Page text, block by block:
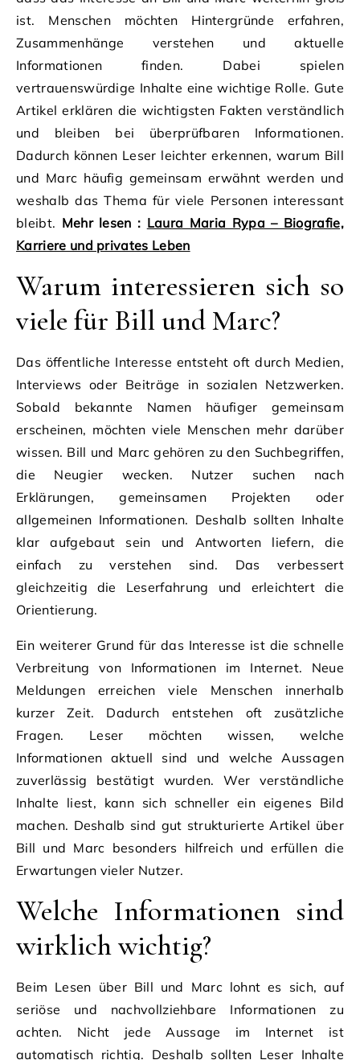
ist. Menschen möchten Hintergründe erfahren,
Zusammenhänge verstehen und aktuelle
Informationen finden. Dabei spielen
vertrauenswürdige Inhalte eine wichtige Rolle. Gute
Artikel erklären die wichtigsten Fakten verständlich
und bleiben bei überprüfbaren Informationen.
Dadurch können Leser leichter erkennen, warum Bill
und Marc häufig gemeinsam erwähnt werden und
weshalb das Thema für viele Personen interessant
bleibt. Mehr lesen : Laura Maria Rypa – Biografie,
Karriere und privates Leben
Warum interessieren sich so
viele für Bill und Marc?
Das öffentliche Interesse entsteht oft durch Medien,
Interviews oder Beiträge in sozialen Netzwerken.
Sobald bekannte Namen häufiger gemeinsam
erscheinen, möchten viele Menschen mehr darüber
wissen. Bill und Marc gehören zu den Suchbegriffen,
die Neugier wecken. Nutzer suchen nach
Erklärungen, gemeinsamen Projekten oder
allgemeinen Informationen. Deshalb sollten Inhalte
klar aufgebaut sein und Antworten liefern, die
einfach zu verstehen sind. Das verbessert
gleichzeitig die Leserfahrung und erleichtert die
Orientierung.
Ein weiterer Grund für das Interesse ist die schnelle
Verbreitung von Informationen im Internet. Neue
Meldungen erreichen viele Menschen innerhalb
kurzer Zeit. Dadurch entstehen oft zusätzliche
Fragen. Leser möchten wissen, welche
Informationen aktuell sind und welche Aussagen
zuverlässig bestätigt wurden. Wer verständliche
Inhalte liest, kann sich schneller ein eigenes Bild
machen. Deshalb sind gut strukturierte Artikel über
Bill und Marc besonders hilfreich und erfüllen die
Erwartungen vieler Nutzer.
Welche Informationen sind
wirklich wichtig?
Beim Lesen über Bill und Marc lohnt es sich, auf
seriöse und nachvollziehbare Informationen zu
achten. Nicht jede Aussage im Internet ist
automatisch richtig. Deshalb sollten Leser Inhalte